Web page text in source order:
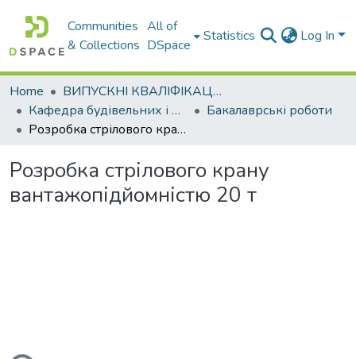
Communities
& Collections
All of
DSpace
Statistics Log In
Home
ВИПУСКНІ КВАЛІФІКАЦІЙНІ РОБОТИ
Кафедра будівельних і дорожніх машин
Бакалаврські роботи
Розробка стрілового крану вантажопідйомністю 20 т
Розробка стрілового крану
вантажопідйомністю 20 т